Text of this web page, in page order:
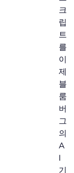
크
립
트
를
이
제
블
룸
버
그
의
A
I
기